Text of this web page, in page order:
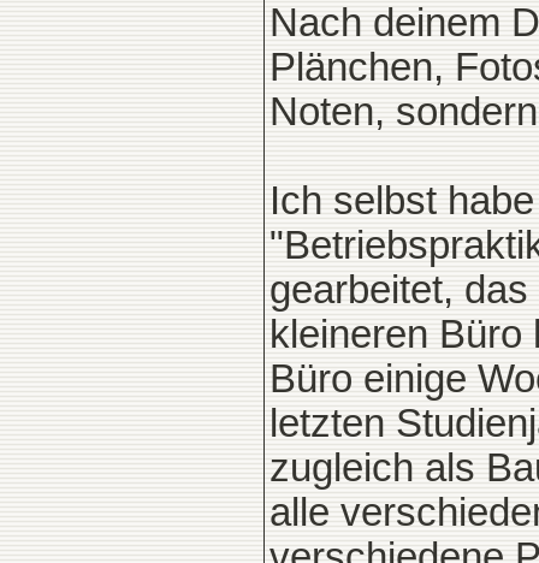
Nach deinem
Plänchen,
Noten,
Ich selbst
gearbeitet,
kleineren
Büro einige
letzten
zugleich als
alle